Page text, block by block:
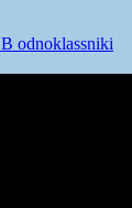
В odnoklassniki